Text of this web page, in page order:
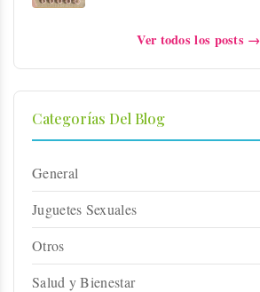
Ver todos los posts →
Categorías Del Blog
General
Juguetes Sexuales
Otros
Salud y Bienestar